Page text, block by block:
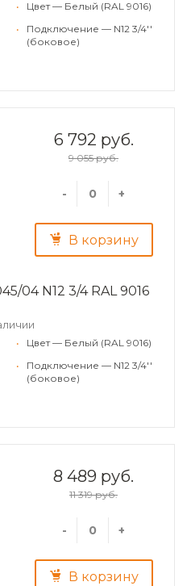
•
Цвет — Белый (RAL 9016)
•
Подключение — N12 3/4''
(боковое)
6 792 руб.
9 055 руб.
- +
В корзину
04 N12 3/4 RAL 9016
•
Цвет — Белый (RAL 9016)
•
Подключение — N12 3/4''
(боковое)
8 489 руб.
11 319 руб.
- +
В корзину